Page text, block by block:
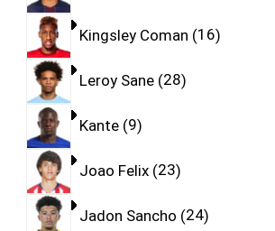
Kingsley Coman 16
Leroy Sane 28
Kante 9
Joao Felix 23
Jadon Sancho 24